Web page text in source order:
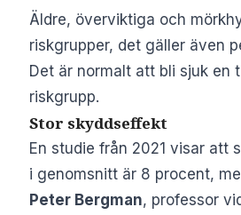
Äldre, överviktiga och
riskgrupper, det gäller även
Det är normalt att bli sjuk en
riskgrupp.
Stor skyddseffekt
En studie från 2021 visar att
i genomsnitt är 8 procent,
Peter Bergman, professor